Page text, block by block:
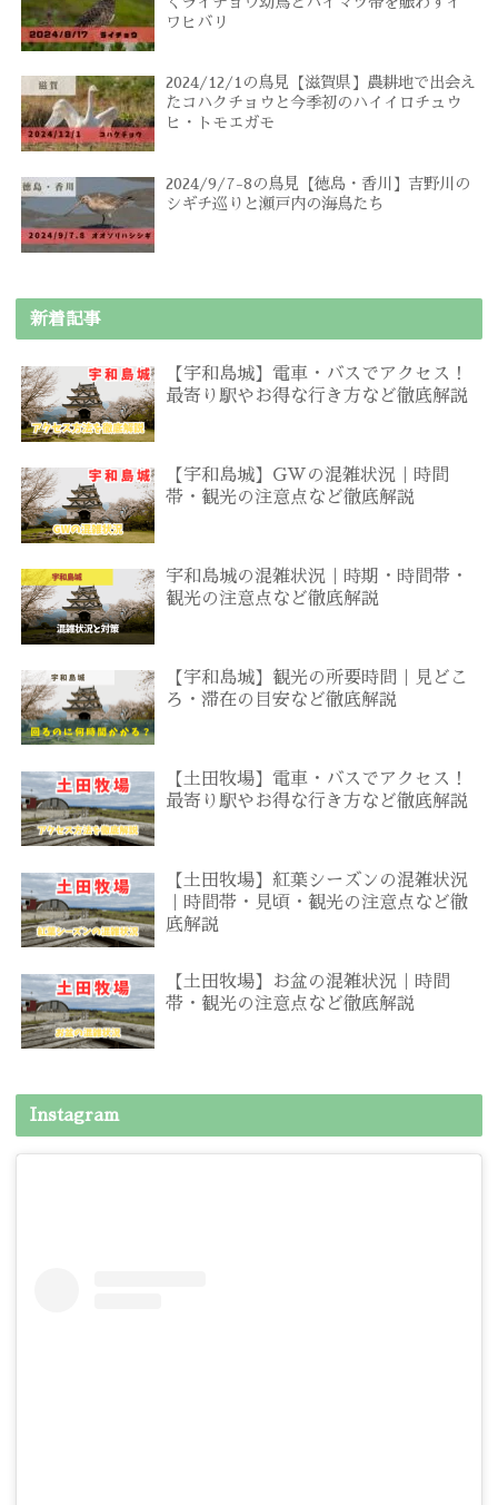
ワヒバリ
2024/12/1の鳥見【滋賀県】農耕地で出会え
たコハクチョウと今季初のハイイロチュウ
ヒ・トモエガモ
2024/9/7-8の鳥見【徳島・香川】吉野川の
シギチ巡りと瀬戸内の海鳥たち
新着記事
【宇和島城】電車・バスでアクセス！
最寄り駅やお得な行き方など徹底解説
【宇和島城】GWの混雑状況｜時間
帯・観光の注意点など徹底解説
宇和島城の混雑状況｜時期・時間帯・
観光の注意点など徹底解説
【宇和島城】観光の所要時間｜見どこ
ろ・滞在の目安など徹底解説
【土田牧場】電車・バスでアクセス！
最寄り駅やお得な行き方など徹底解説
【土田牧場】紅葉シーズンの混雑状況
｜時間帯・見頃・観光の注意点など徹
底解説
【土田牧場】お盆の混雑状況｜時間
帯・観光の注意点など徹底解説
Instagram